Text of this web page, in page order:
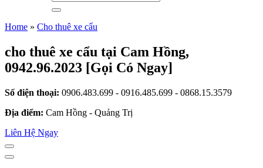
Home » Cho thuê xe cẩu
cho thuê xe cẩu tại Cam Hồng,
0942.96.2023 [Gọi Có Ngay]
Số điện thoại: 0906.483.699 - 0916.485.699 - 0868.15.3579
Địa điểm: Cam Hồng - Quảng Trị
Liên Hệ Ngay